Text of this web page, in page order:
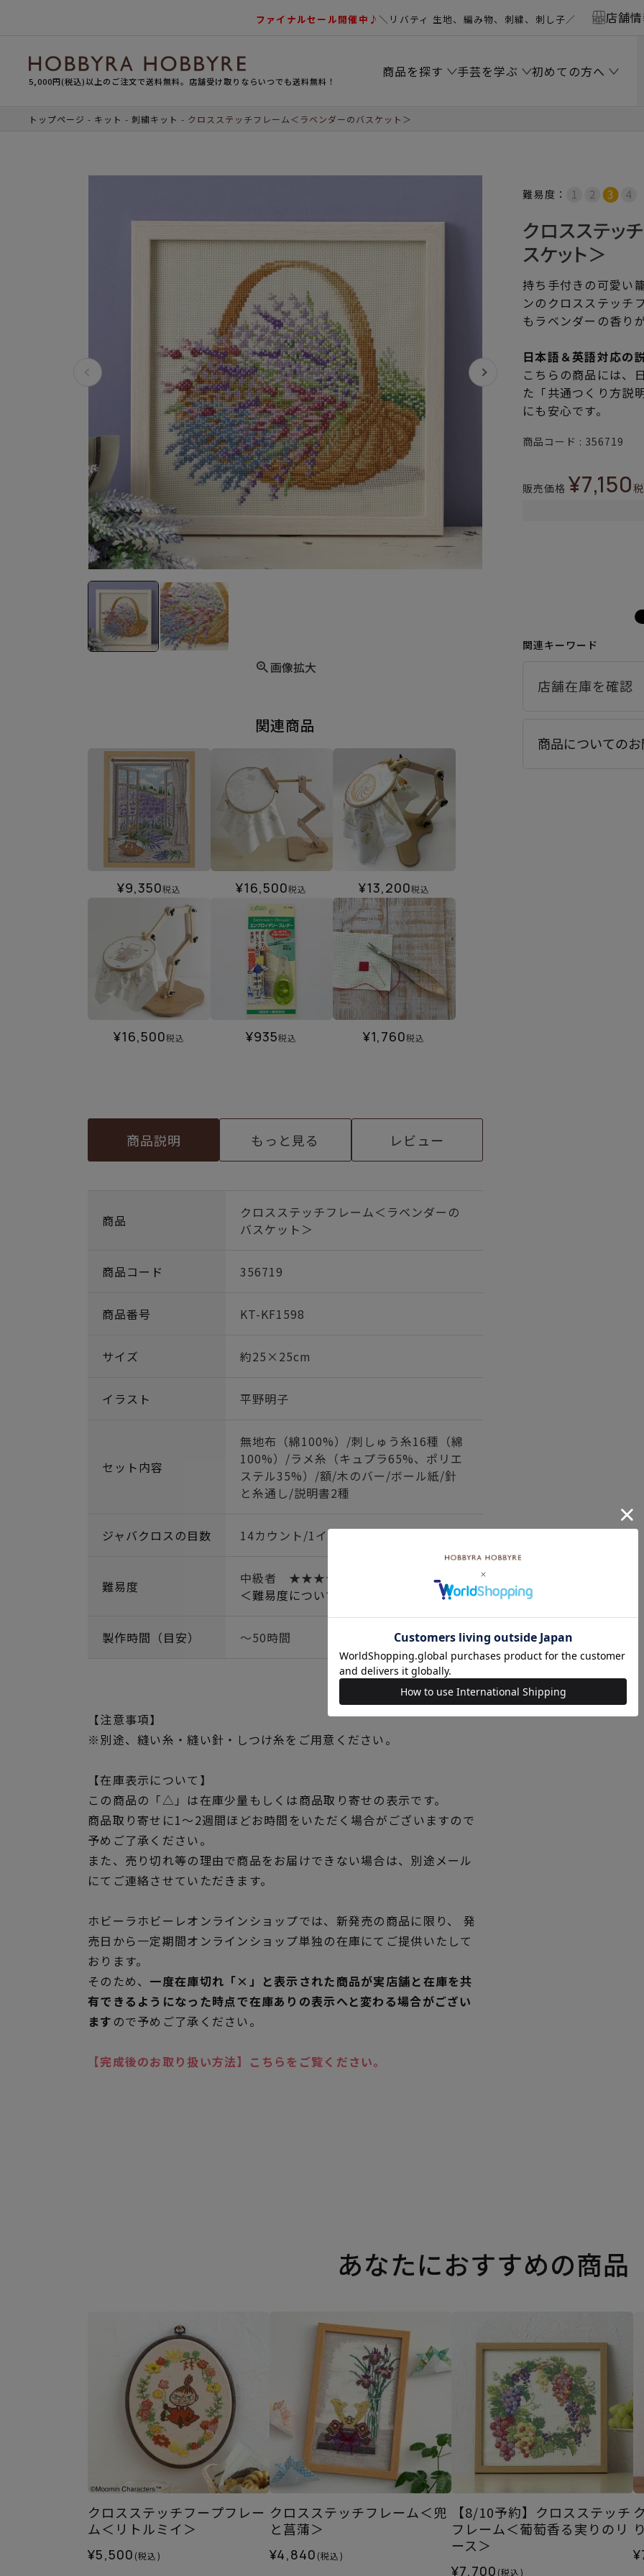
ファイナルセール開催中♪＼リバティ 生地、編み物、刺繍、刺し子／ 店舗
5,000円(税込)以上のご注文で送料無料。店舗受け取りならいつでも送料無料！
商品を探す 手芸を学ぶ 初めての方へ
トップページ キット 刺繍キット クロスステッチフレーム＜ラベンダーのバスケット＞
画像拡大
関連商品
¥9,350税込 ¥16,500税込 ¥13,200税込
¥16,500税込 ¥935税込 ¥1,760税込
商品説明 もっと見る レビュー
商品
クロスステッチフレーム＜ラベンダーの
バスケット＞
商品コード 356719
商品番号 KT-KF1598
サイズ 約25×25cm
イラスト 平野明子
セット内容
無地布（綿100%）/刺しゅう糸16種（綿
100%）/ラメ糸（キュプラ65%、ポリエ
ステル35%）/額/木のバー/ボール紙/針
と糸通し/説明書2種
ジャバクロスの目数 14カウント/1インチ 約55目/10cm
難易度
中級者 ★★★☆
＜難易度について＞詳しくはこちら
製作時間（目安） ～50時間
【注意事項】
※別途、縫い糸・縫い針・しつけ糸をご用意ください。
【在庫表示について】
この商品の「△」は在庫少量もしくは商品取り寄せの表示です。
商品取り寄せに1～2週間ほどお時間をいただく場合がございますので
予めご了承ください。
また、売り切れ等の理由で商品をお届けできない場合は、別途メール
にてご連絡させていただきます。
ホビーラホビーレオンラインショップでは、新発売の商品に限り、 発
売日から一定期間オンラインショップ単独の在庫にてご提供いたして
おります。
そのため、 一度在庫切れ「×」と表示された商品が実店舗と在庫を共
有できるようになった時点で在庫ありの表示へと変わる場合がござい
ます ので予めご了承ください。
【完成後のお取り扱い方法】こちらをご覧ください。
難易度：
クロスステッ
スケット＞
持ち手付きの可愛い
ンのクロスステッチ
もラベンダーの香り
日本語＆英語対応の
こちらの商品には、
た「共通つくり方説
にも安心です。
商品コード 356719
販売価格 ¥7,150
関連キーワード
商品についての
あなたにおすすめの商品
クロスステッチフープフレー
ム＜リトルミイ＞
¥5,500 (税込)
クロスステッチフレーム＜兜
と菖蒲＞
¥4,840 (税込)
【8/10予約】クロスステッチ
フレーム＜葡萄香る実りのリ
ース＞
¥7,700 (税込)